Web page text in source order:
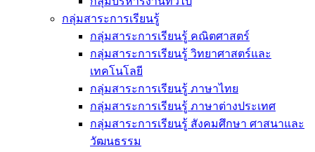
กลุ่มสาระการเรียนรู้
กลุ่มสาระการเรียนรู้ คณิตศาสตร์
กลุ่มสาระการเรียนรู้ วิทยาศาสตร์และ
เทคโนโลยี
กลุ่มสาระการเรียนรู้ ภาษาไทย
กลุ่มสาระการเรียนรู้ ภาษาต่างประเทศ
กลุ่มสาระการเรียนรู้ สังคมศึกษา ศาสนาและ
วัฒนธรรม